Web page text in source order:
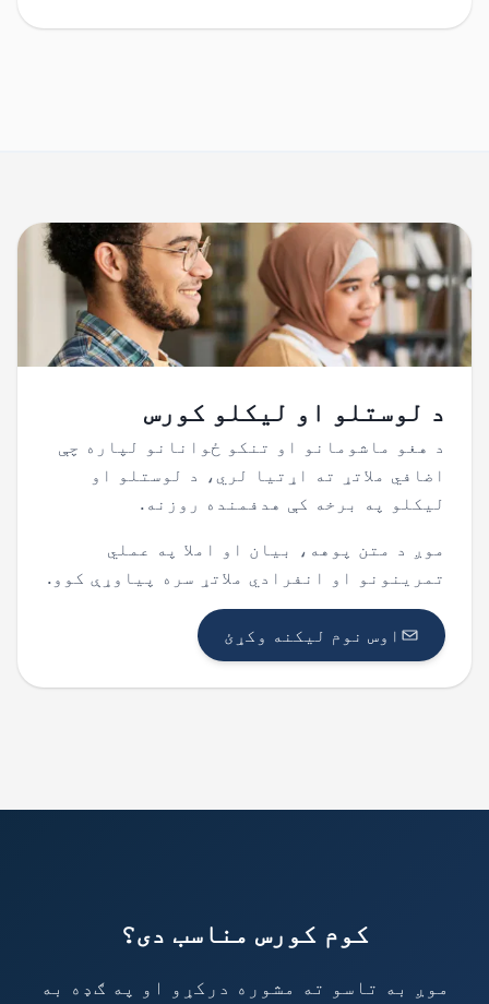
د لوستلو او لیکلو کورس
د هغو ماشومانو او تنکو ځوانانو لپاره چې
اضافي ملاتړ ته اړتیا لري، د لوستلو او
لیکلو په برخه کې هدفمنده روزنه.
موږ د متن پوهه، بیان او املا په عملي
تمرینونو او انفرادي ملاتړ سره پیاوړې کوو.
اوس نوم لیکنه وکړئ
کوم کورس مناسب دی؟
موږ به تاسو ته مشوره درکړو او په ګډه به